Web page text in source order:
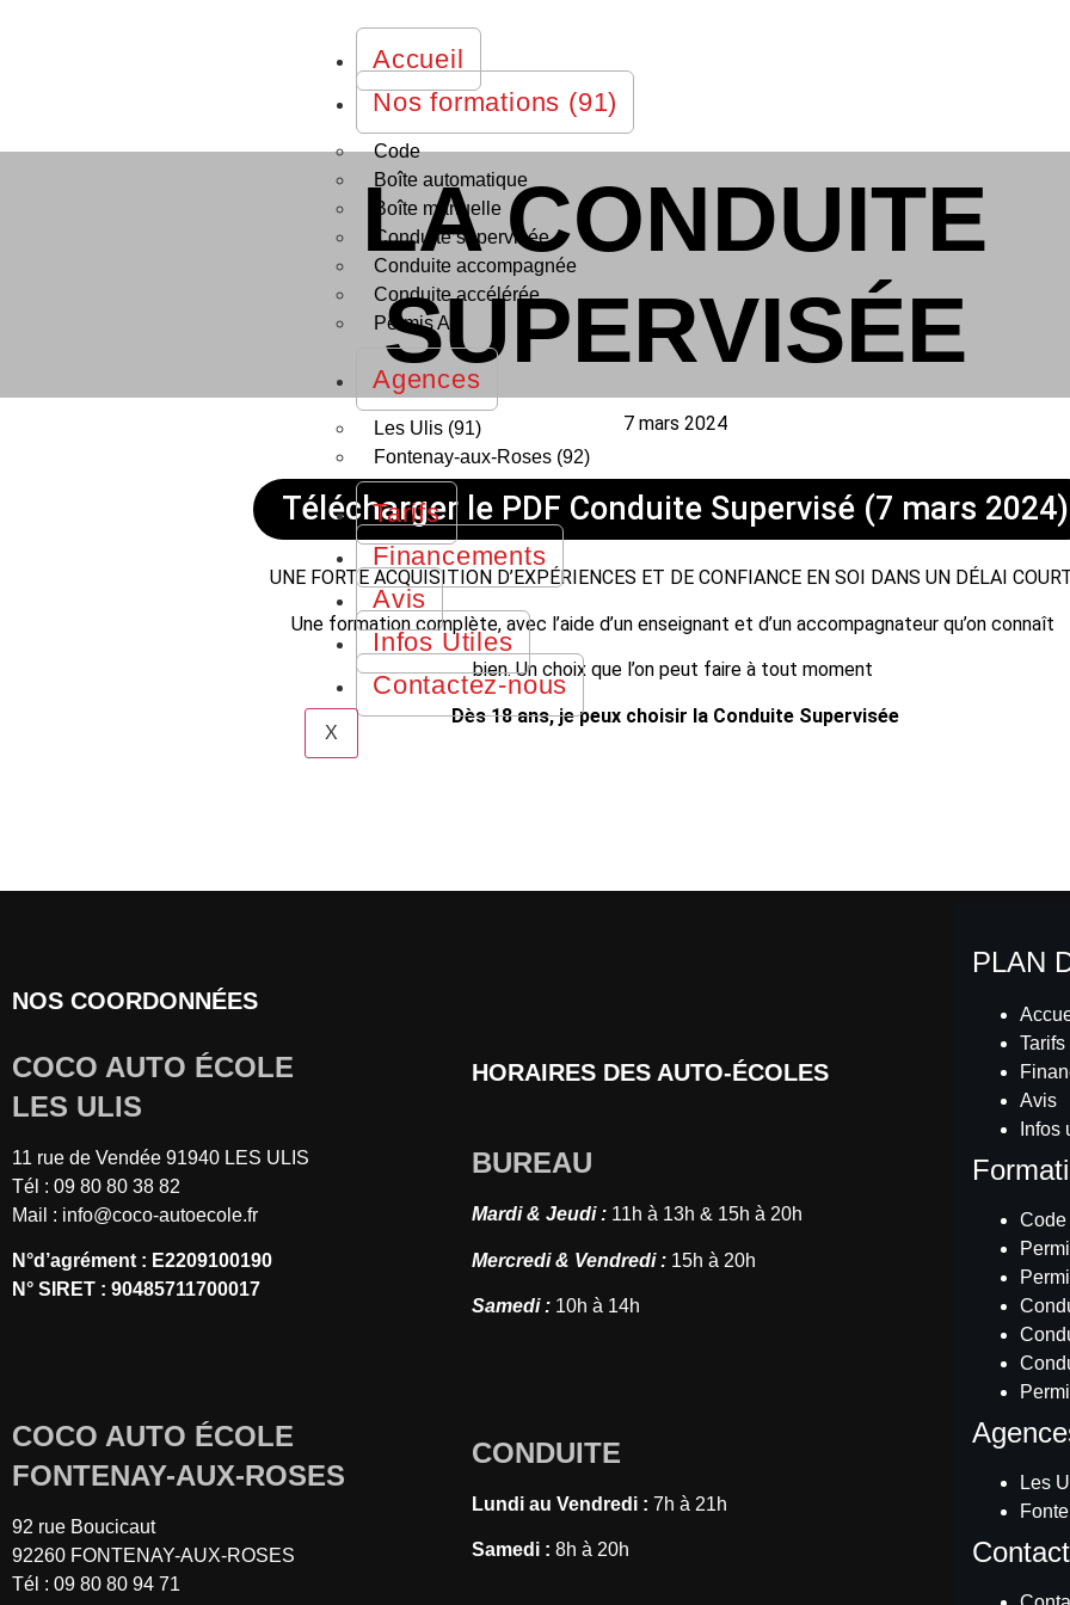
Accueil
Nos formations (91)
Code
Boîte automatique
Boîte manuelle
Conduite supervisée
Conduite accompagnée
Conduite accélérée
Permis A
Agences
Les Ulis (91)
Fontenay-aux-Roses (92)
Tarifs
Financements
Avis
Infos Utiles
Contactez-nous
X
LA CONDUITE
SUPERVISÉE
7 mars 2024
Télécharger le PDF Conduite Supervisé (7 mars 2024)
UNE FORTE ACQUISITION D’EXPÉRIENCES ET DE CONFIANCE EN SOI DANS UN DÉLAI
Une formation complète, avec l’aide d’un enseignant et d’un accompagnateur qu’on connaît
bien. Un choix que l’on peut faire à tout moment
Dès 18 ans, je peux choisir la Conduite Supervisée
NOS COORDONNÉES
COCO AUTO ÉCOLE
LES ULIS
11 rue de Vendée 91940 LES ULIS
Tél : 09 80 80 38 82
Mail : info@coco-autoecole.fr
N°d’agrément : E2209100190
N° SIRET : 90485711700017
COCO AUTO ÉCOLE
FONTENAY-AUX-ROSES
92 rue Boucicaut
92260 FONTENAY-AUX-ROSES
Tél : 09 80 80 94 71
HORAIRES DES AUTO-ÉCOLES
BUREAU
Mardi & Jeudi : 11h à 13h & 15h à 20h
Mercredi & Vendredi : 15h à 20h
Samedi : 10h à 14h
CONDUITE
Lundi au Vendredi : 7h à 21h
Samedi : 8h à 20h
PLAN
Tarifs
Avis
Infos
Code
Les
Contact